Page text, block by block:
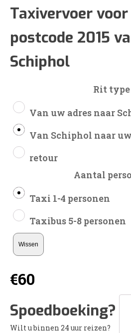
€48
tot
Taxivervoer voor
postcode 2015
Schiphol
Rit type
Van uw adres naar
Van Schiphol naar
retour
Aantal
Taxi 1-4 personen
Taxibus 5-8 personen
Wissen
€60
Spoedboeking?
Wilt u binnen 24 uur reizen?